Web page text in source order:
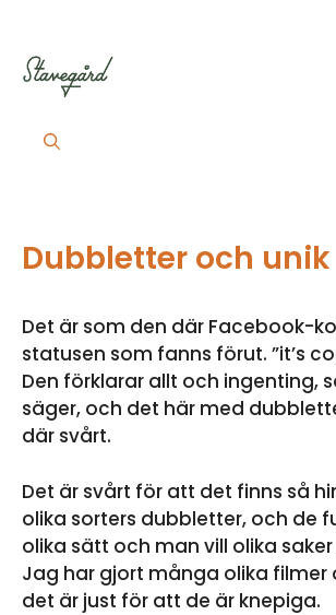
innehåll
Dubbletter och
Det är som den där Facebook-
statusen som fanns förut. ”it’s
Den förklarar allt och ingenting,
säger, och det här med
där svårt.
Det är svårt för att det finns så
olika sorters dubbletter, och de
olika sätt och man vill olika
Jag har gjort många olika filmer
det är just för att de är knepiga.